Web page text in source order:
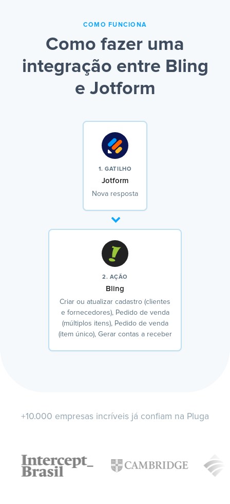
COMO FUNCIONA
Como fazer uma
integração entre Bling
e Jotform
1. GATILHO
Jotform
Nova resposta
2. AÇÃO
Bling
Criar ou atualizar cadastro (clientes
e fornecedores), Pedido de venda
(múltiplos itens), Pedido de venda
(item único), Gerar contas a receber
+10.000 empresas incríveis já confiam na Pluga